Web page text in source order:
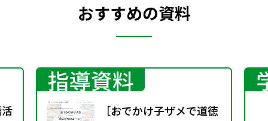
おすすめの資料
指導資料
［おでかけ子ザメで道徳